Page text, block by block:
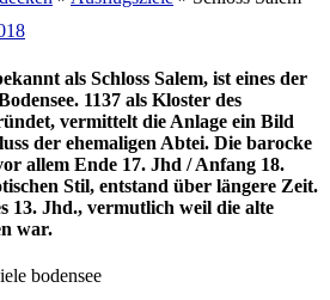
als Schloss Salem, ist eines der
1137 als Kloster des
vermittelt die Anlage ein Bild
der ehemaligen Abtei. Die barocke
allem Ende 17. Jhd / Anfang 18.
Stil, entstand über längere Zeit.
13. Jhd., vermutlich weil die alte
war.